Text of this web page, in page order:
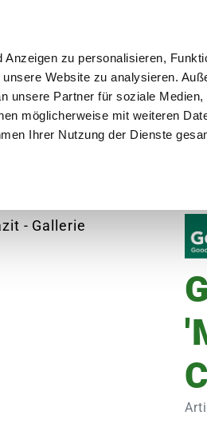
zu personalisieren,
Website zu analysieren.
unsere Partner für soziale
möglicherweise mit weiteren
Ihrer Nutzung der Dienste
Aktuelles